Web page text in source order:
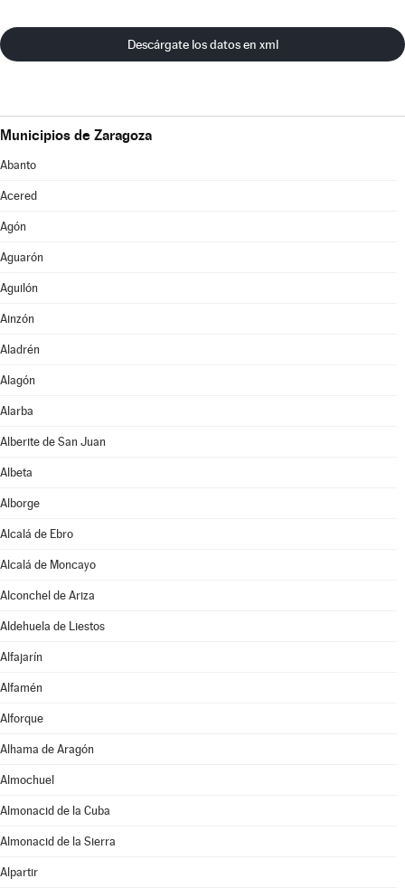
Descárgate los datos en xml
Municipios de Zaragoza
Abanto
Acered
Agón
Aguarón
Aguilón
Ainzón
Aladrén
Alagón
Alarba
Alberite de San Juan
Albeta
Alborge
Alcalá de Ebro
Alcalá de Moncayo
Alconchel de Ariza
Aldehuela de Liestos
Alfajarín
Alfamén
Alforque
Alhama de Aragón
Almochuel
Almonacid de la Cuba
Almonacid de la Sierra
Alpartir